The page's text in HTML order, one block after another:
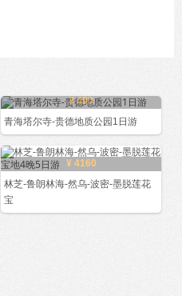
¥ 490
青海塔尔寺-贵德地质公园1日游
¥ 4160
林芝-鲁朗林海-然乌-波密-墨脱莲花
宝